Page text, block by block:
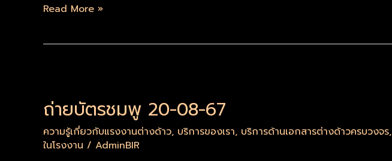
Read More »
ถ่ายบัตรชมพู 20-08-67
ความรู้เกี่ยวกับแรงงานต่างด้าว, บริการของเรา, บริการด้านเอกสารต่างด้าวครบวงจร,
ในโรงงาน / AdminBIR
ชมพู
08-
67